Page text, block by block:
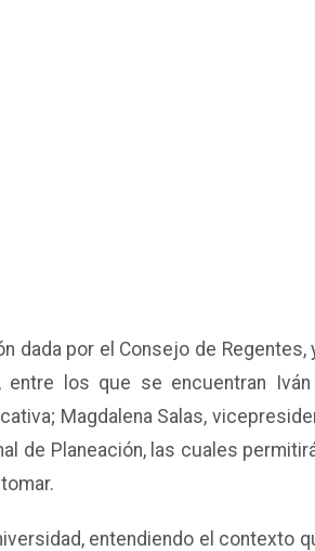
dada por el Consejo de Regentes,
los que se encuentran Iván
Magdalena Salas,
de Planeación, las cuales
entendiendo el contexto